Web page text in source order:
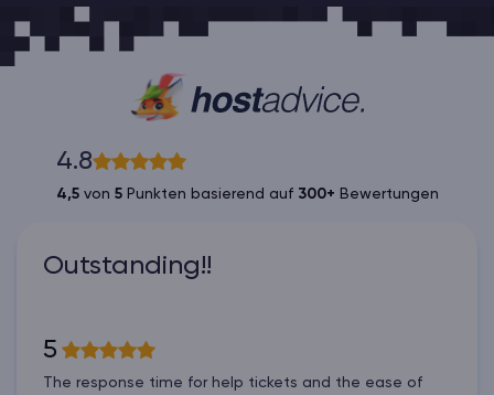
4.8
4,5von 5Punkten basierend auf 300+ Bewertungen
Outstanding!!
5
The response time for help tickets and the ease of